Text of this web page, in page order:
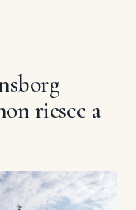
riesce a